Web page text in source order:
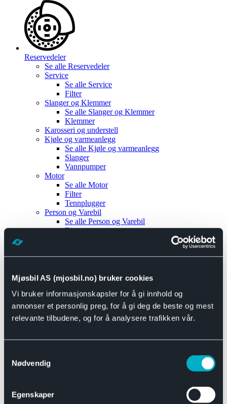
Mjøsbil AS (mjosbil.no) bruker cookies
Vi bruker informasjonskapsler for å gi innhold og
annonser et personlig preg, for å gi deg de beste og mest
relevante tilbudene, og for å analysere trafikken vår.
Nødvendig
Egenskaper
Reservedeler
Se alle Reservedeler
Service
Se alle Service
Filter
Slanger og Klemmer
Se alle Slanger og Klemmer
Klemmer
Karosseri og understell
Kjøle og varmeanlegg
Se alle Kjøle og varmeanlegg
Slanger
Vannpumper
Motor
Se alle Motor
Filter
Tennplugger
Person og Varebil
Se alle Person og Varebil
Brems
Motor og drivverk
Se alle Universal
Bremsedeler
Se alle Bremsedeler
Bremsenippler
Drivline og motor
Se alle Drivline og motor
Eksosanlegg